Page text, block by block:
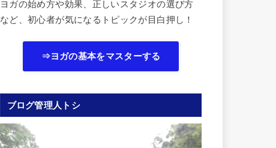
ヨガの始め方や効果、正しいスタジオの選び方
など、初心者が気になるトピックが目白押し！
⇒ヨガの基本をマスターする
ブログ管理人トシ